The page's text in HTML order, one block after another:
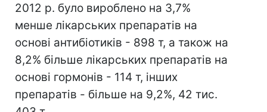
2012 р. було вироблено на 3,7%
менше лікарських препаратів на
основі антибіотиків - 898 т, а також на
8,2% більше лікарських препаратів на
основі гормонів - 114 т, інших
препаратів - більше на 9,2%, 42 тис.